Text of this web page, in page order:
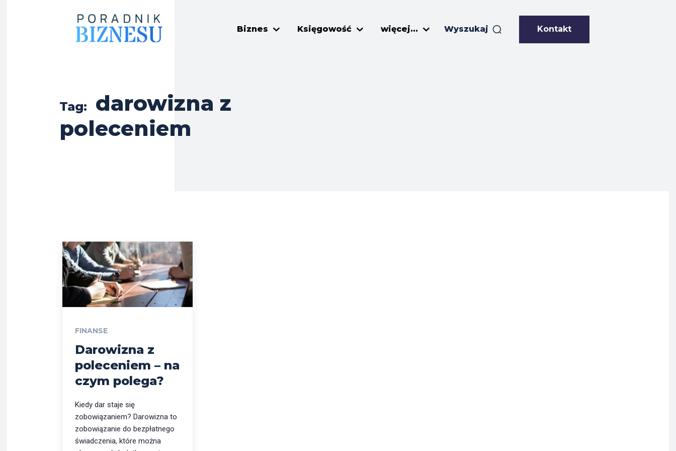
Biznes Księgowość więcej... Wyszukaj Kontakt
Tag:
darowizna z
poleceniem
FINANSE
Darowizna z
poleceniem – na
czym polega?
Kiedy dar staje się
zobowiązaniem? Darowizna to
zobowiązanie do bezpłatnego
świadczenia, które można